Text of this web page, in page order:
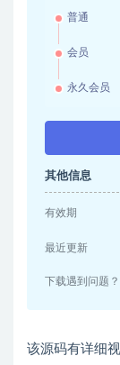
普通
会员
永久会员
其他信息
有效期
最近更新
下载遇到问题
该源码有详细